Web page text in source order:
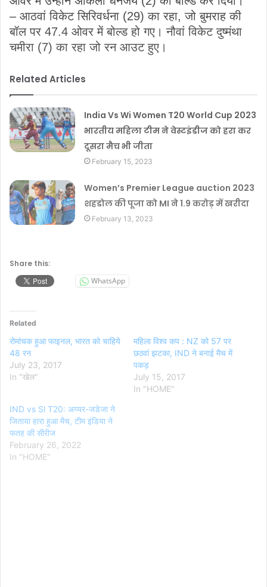
– आठवां विकेट सिरिवर्धना (29) का रहा, जो बुमराह की
बॉल पर 47.4 ओवर में बोल्ड हो गए। नौवां विकेट दुष्मंथा
चमीरा (7) का रहा जो रन आउट हुए।
Related Articles
India Vs Wi Women T20 World Cup 2023
भारतीय महिला टीम ने वेस्टइंडीज को हरा कर
दूसरा मैच भी जीता
February 15, 2023
Women’s Premier League auction 2023
शहडोल की पूजा को MI ने 1.9 करोड़ में खरीदा
February 13, 2023
Share this:
WhatsApp
Related
रोमांचक हुआ फाइनल, भारत को चाहिये
48 रन
July 23, 2017
In "खेल"
महिला विश्व कप : NZ को 57 पर
छठवां झटका, IND ने बनाई मैच में
पकड़
July 15, 2017
In "HOME"
IND vs Sl T20: अय्यर-जडेजा ने
जिताया हारा हुआ मैच, टीम इंडिया ने
फतह की सीरीज
February 26, 2022
In "HOME"